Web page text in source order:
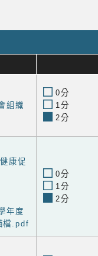
組織
0分
1分
2分
康促
年度
檔.pdf
0分
1分
2分